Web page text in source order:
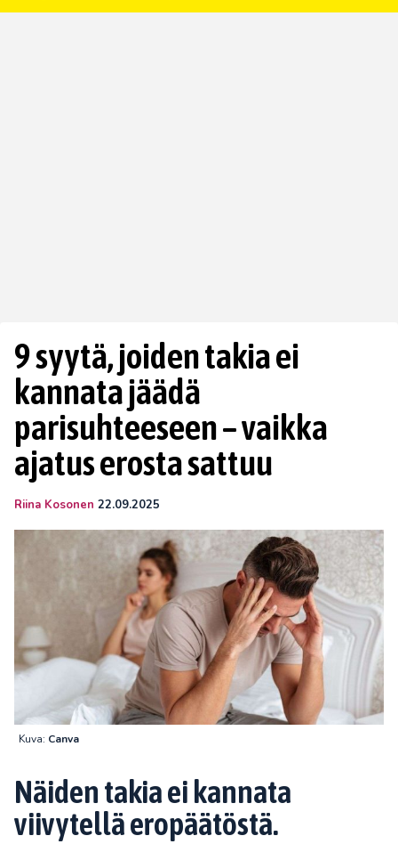
9 syytä, joiden takia ei
kannata jäädä
parisuhteeseen – vaikka
ajatus erosta sattuu
Riina Kosonen 22.09.2025
Kuva: Canva
Näiden takia ei kannata
viivytellä eropäätöstä.